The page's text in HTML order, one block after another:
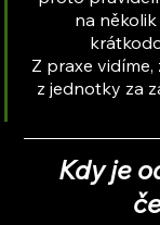
na
Z praxe
z jednotky za
Kdy je